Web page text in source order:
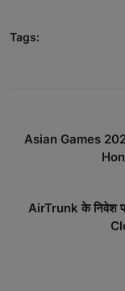
Tags:
Asian Games
AirTrunk के निवेश